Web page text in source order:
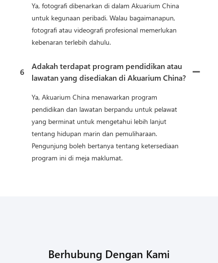
Ya, fotografi dibenarkan di dalam Akuarium China
untuk kegunaan peribadi. Walau bagaimanapun,
fotografi atau videografi profesional memerlukan
kebenaran terlebih dahulu.
6
Adakah terdapat program pendidikan atau
lawatan yang disediakan di Akuarium China?
Ya, Akuarium China menawarkan program
pendidikan dan lawatan berpandu untuk pelawat
yang berminat untuk mengetahui lebih lanjut
tentang hidupan marin dan pemuliharaan.
Pengunjung boleh bertanya tentang ketersediaan
program ini di meja maklumat.
Berhubung Dengan Kami